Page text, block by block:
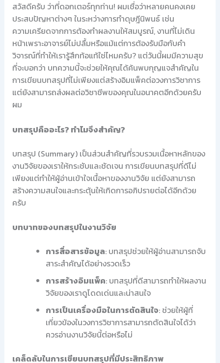
สวัสดีครับ ว่าที่ดอกเตอร์ทุกท่าน! ผมเชื่อว่าหลายคนคงเคย
ประสบปัญหาต่างๆ ในระหว่างการทำดุษฎีนิพนธ์ เช่น
ความเครียดจากการต้องทำผลงานให้สมบูรณ์, งานที่ไม่เดิน
หน้าเพราะอาจารย์ไม่ปลื้มหรือแม้แต่การต้องรับมือกับคำ
วิจารณ์ที่ทำให้เรารู้สึกท้อแท้ใช่ไหมครับ? แต่วันนี้ผมมีความสุข
ที่จะบอกว่า บทความนี้จะช่วยให้คุณได้ค้นพบกุญแจสำคัญใน
การเขียนบทสรุปที่ไม่เพียงแต่สร้างอิมแพ็คต่อวงการวิชาการ
แต่ยังสามารถส่งผลต่อวิชาชีพของคุณในอนาคตอีกด้วยครับ
ผม
บทสรุปคืออะไร? ทำไมจึงสำคัญ?
บทสรุป (Summary) เป็นส่วนสำคัญที่รวบรวมเนื้อหาหลักของ
งานวิจัยของเราให้กระชับและชัดเจน การเขียนบทสรุปที่ดีไม่
เพียงแต่ทำให้ผู้อ่านเข้าใจเนื้อหาของงานวิจัย แต่ยังสามารถ
สร้างความสนใจและกระตุ้นให้เกิดการอภิปรายต่อได้อีกด้วย
ครับ
บทบาทของบทสรุปในงานวิจัย
การสื่อสารข้อมูล: บทสรุปช่วยให้ผู้อ่านสามารถจับ
สาระสำคัญได้อย่างรวดเร็ว
การสร้างอิมแพ็ค: บทสรุปที่ดีสามารถทำให้ผลงาน
วิจัยของเราดูโดดเด่นและน่าสนใจ
การเป็นเครื่องมือในการตัดสินใจ: ช่วยให้ผู้ที่
เกี่ยวข้องในวงการวิชาการสามารถตัดสินใจได้ว่า
ควรอ่านงานวิจัยนี้ต่อหรือไม่
เคล็ดลับในการเขียนบทสรุปที่มีประสิทธิภาพ